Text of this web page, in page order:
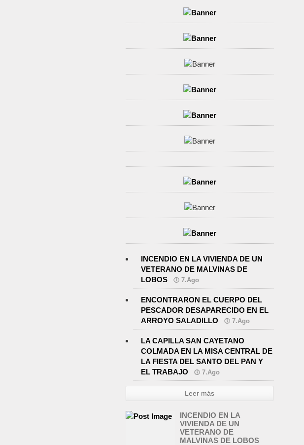
INCENDIO EN LA VIVIENDA DE UN
VETERANO DE MALVINAS DE
LOBOS
7.Ago
ENCONTRARON EL CUERPO DEL
PESCADOR DESAPARECIDO EN EL
ARROYO SALADILLO
7.Ago
LA CAPILLA SAN CAYETANO
COLMADA EN LA MISA CENTRAL DE
LA FIESTA DEL SANTO DEL PAN Y
EL TRABAJO
7.Ago
Leer más
INCENDIO EN LA
VIVIENDA DE UN
VETERANO DE
MALVINAS DE LOBOS